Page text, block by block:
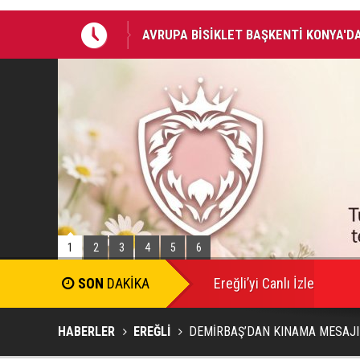
AVRUPA BİSİKLET BAŞKENTİ
BAŞKAN ALTAY: “GENÇ KOMEK VE
BİRLİKTE GEÇİRİYOR”
1 2 3 4 5 6
SON DAKİKA Ereğli’yi Canlı İzle
HABERLER EREĞLİ DEMİRBAŞ’DAN KINAMA MESAJI